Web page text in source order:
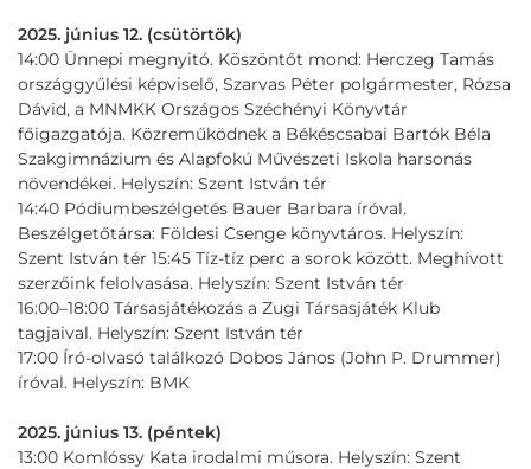
2025. június 12. (csütörtök)
14:00 Ünnepi megnyitó. Köszöntőt mond: Herczeg Tamás
országgyűlési képviselő, Szarvas Péter polgármester, Rózsa
Dávid, a MNMKK Országos Széchényi Könyvtár
főigazgatója. Közreműködnek a Békéscsabai Bartók Béla
Szakgimnázium és Alapfokú Művészeti Iskola harsonás
növendékei. Helyszín: Szent István tér
14:40 Pódiumbeszélgetés Bauer Barbara íróval.
Beszélgetőtársa: Földesi Csenge könyvtáros. Helyszín:
Szent István tér 15:45 Tíz-tíz perc a sorok között. Meghívott
szerzőink felolvasása. Helyszín: Szent István tér
16:00–18:00 Társasjátékozás a Zugi Társasjáték Klub
tagjaival. Helyszín: Szent István tér
17:00 Író-olvasó találkozó Dobos János (John P. Drummer)
íróval. Helyszín: BMK
2025. június 13. (péntek)
13:00 Komlóssy Kata irodalmi műsora. Helyszín: Szent